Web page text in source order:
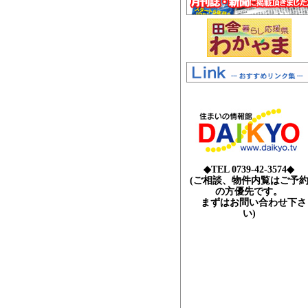
◆TEL 0739-42-3574◆
(ご相談、物件内覧はご予約
の方優先です。
まずはお問い合わせ下さ
い)